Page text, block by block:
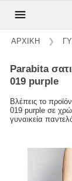
ΑΡΧΙΚΗ ❯
parabita σατινέ αέρινη παντελόνα 012610200289-
019 purple
Βλέπεις το
019 purple σε
γυναικεία